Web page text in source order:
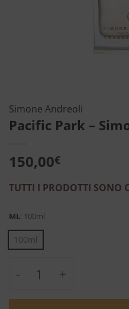
Simone Andreoli
Pacific Park –
150,00€
TUTTI I PRODOTTI SONO
ML: 100ml
100ml
Pacific Park -